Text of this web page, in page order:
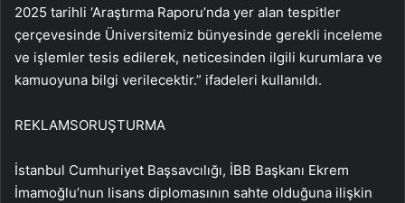
2025 tarihli ‘Araştırma Raporu’nda yer alan tespitler
çerçevesinde Üniversitemiz bünyesinde gerekli inceleme
ve işlemler tesis edilerek, neticesinden ilgili kurumlara ve
kamuoyuna bilgi verilecektir.” ifadeleri kullanıldı.
REKLAMSORUŞTURMA
İstanbul Cumhuriyet Başsavcılığı, İBB Başkanı Ekrem
İmamoğlu’nun lisans diplomasının sahte olduğuna ilişkin